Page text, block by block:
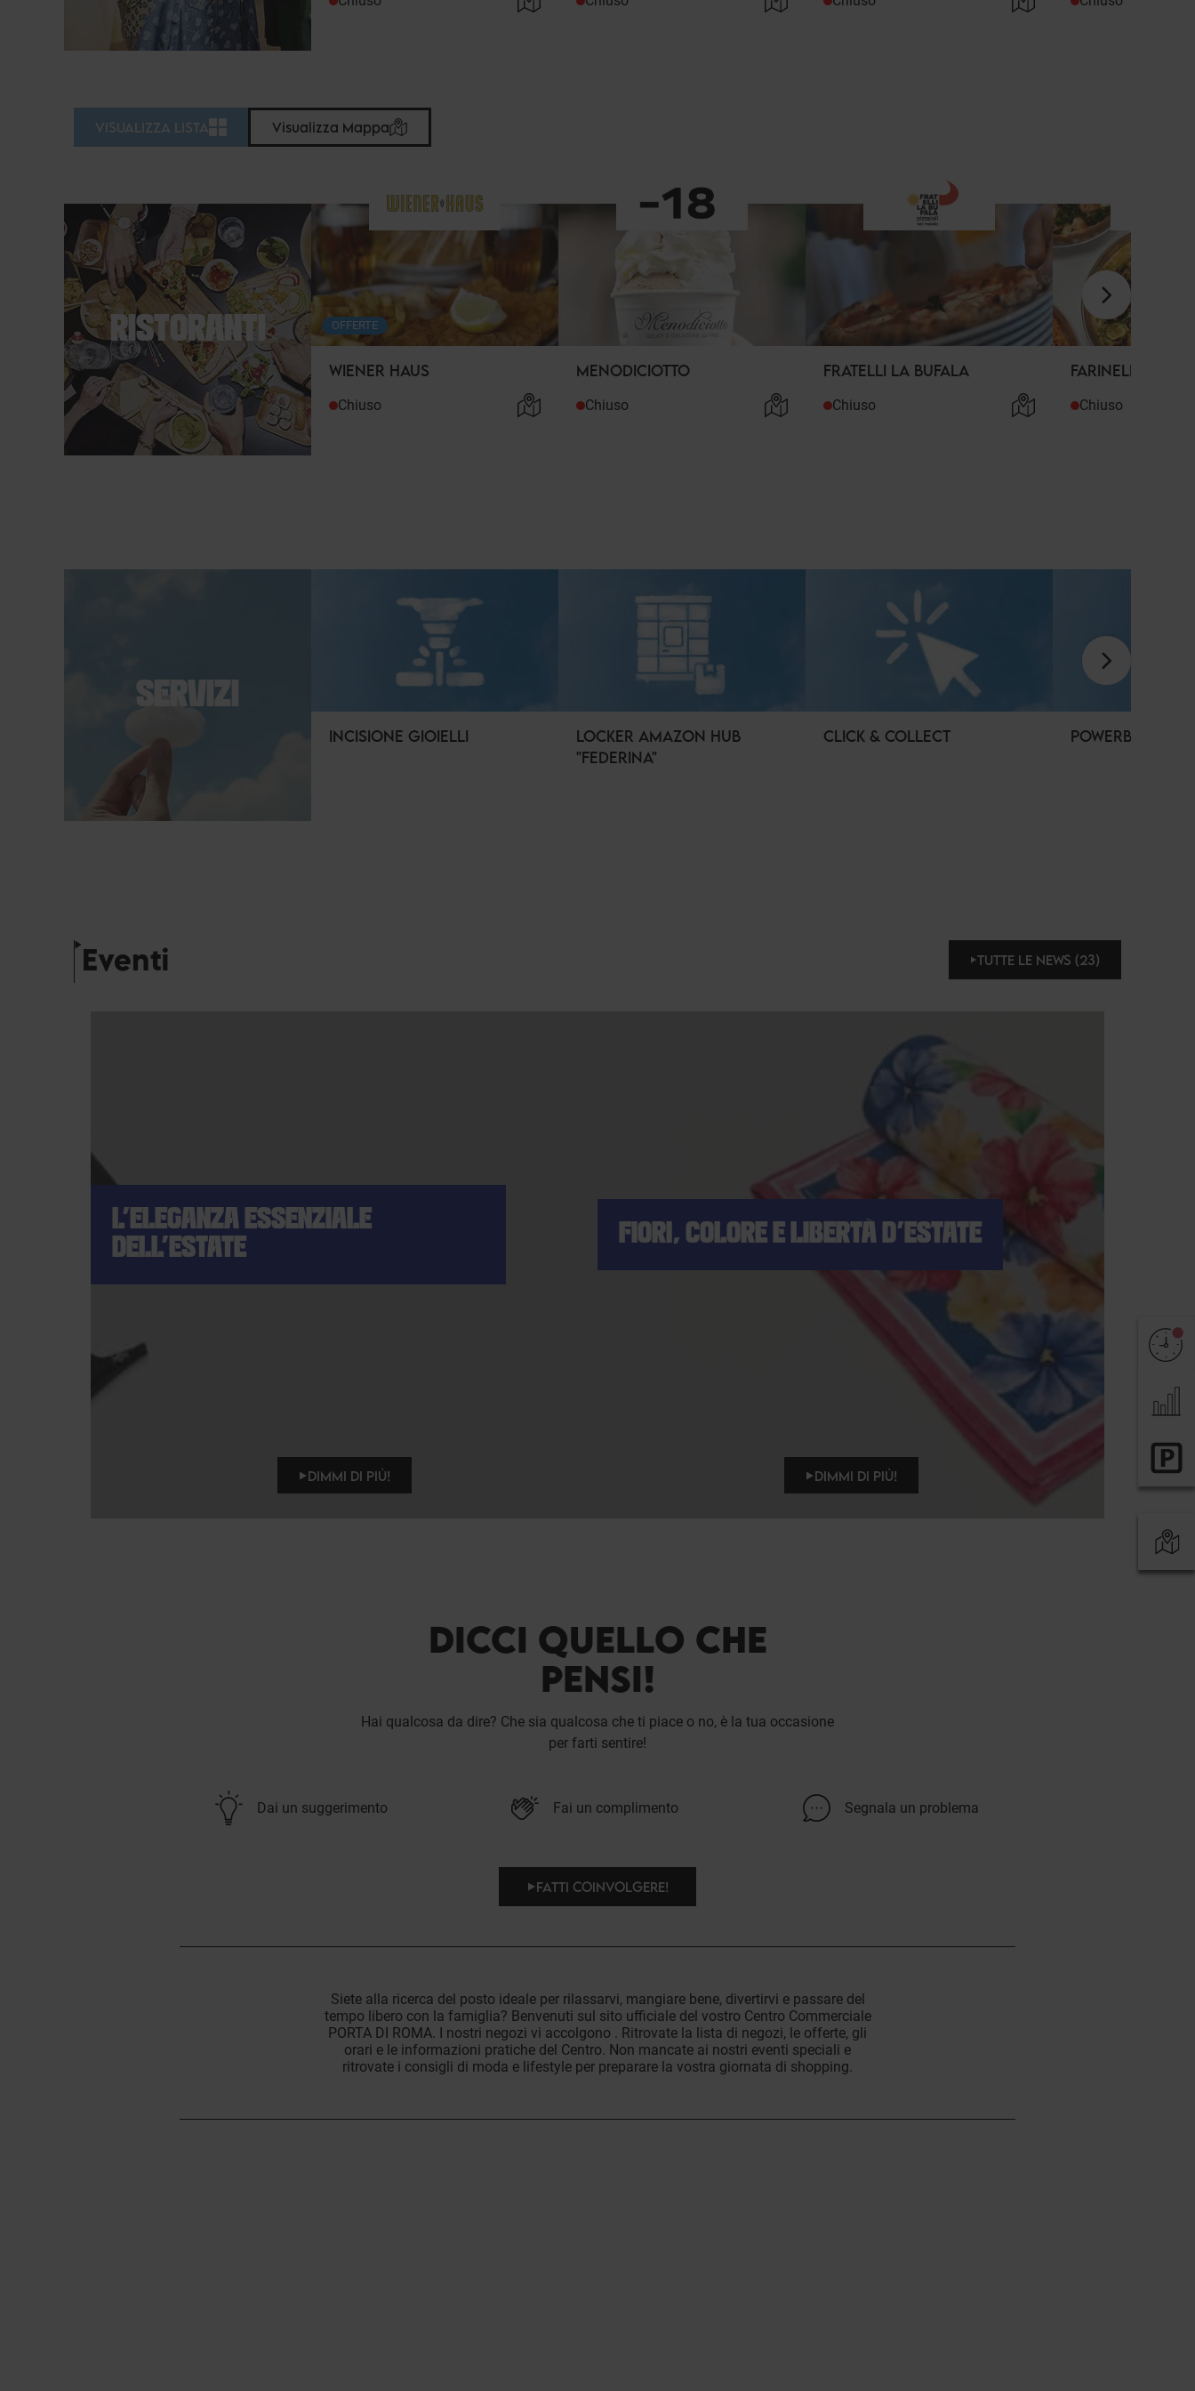
VISUALIZZA LISTA Visualizza Mappa
RISTORANTI
WIENER HAUS
OFFERTE
Chiuso
MENODICIOTTO
Chiuso
FRATELLI LA BUFALA
Chiuso
FARINELLA
Chiuso
SERVIZI
INCISIONE GIOIELLI
LOCKER AMAZON HUB
"FEDERINA"
CLICK & COLLECT POWERBANK
Eventi TUTTE LE NEWS (23)
L'ELEGANZA ESSENZIALE
DELL'ESTATE
DIMMI DI PIÙ!
FIORI, COLORE E LIBERTÀ D'ESTATE
DIMMI DI PIÙ!
DICCI QUELLO CHE
PENSI!
Hai qualcosa da dire? Che sia qualcosa che ti piace o no, è la tua occasione
per farti sentire!
Dai un suggerimento Fai un complimento Segnala un problema
FATTI COINVOLGERE!
Siete alla ricerca del posto ideale per rilassarvi, mangiare bene, divertirvi e passare del
tempo libero con la famiglia? Benvenuti sul sito ufficiale del vostro Centro Commerciale
PORTA DI ROMA. I nostri negozi vi accolgono . Ritrovate la lista di negozi, le offerte, gli
orari e le informazioni pratiche del Centro. Non mancate ai nostri eventi speciali e
ritrovate i consigli di moda e lifestyle per preparare la vostra giornata di shopping.